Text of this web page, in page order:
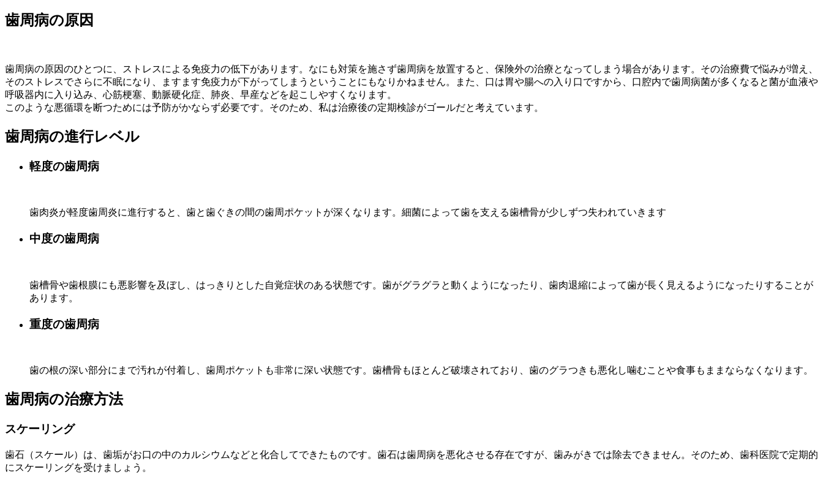
歯周病の原因
歯周病の原因のひとつに、ストレスによる免疫力の低下があります。なにも対策を施さず歯周病を放置すると、保険外の治療となってしまう場合があります。その治療費で悩みが増え、
そのストレスでさらに不眠になり、ますます免疫力が下がってしまうということにもなりかねません。また、口は胃や腸への入り口ですから、口腔内で歯周病菌が多くなると菌が血液や
呼吸器内に入り込み、心筋梗塞、動脈硬化症、肺炎、早産などを起こしやすくなります。
このような悪循環を断つためには予防がかならず必要です。そのため、私は治療後の定期検診がゴールだと考えています。
歯周病の進行レベル
軽度の歯周病
歯肉炎が軽度歯周炎に進行すると、歯と歯ぐきの間の歯周ポケットが深くなります。細菌によって歯を支える歯槽骨が少しずつ失われていきます
中度の歯周病
歯槽骨や歯根膜にも悪影響を及ぼし、はっきりとした自覚症状のある状態です。歯がグラグラと動くようになったり、歯肉退縮によって歯が長く見えるようになったりすることが
あります。
重度の歯周病
歯の根の深い部分にまで汚れが付着し、歯周ポケットも非常に深い状態です。歯槽骨もほとんど破壊されており、歯のグラつきも悪化し噛むことや食事もままならなくなります。
歯周病の治療方法
スケーリング
歯石（スケール）は、歯垢がお口の中のカルシウムなどと化合してできたものです。歯石は歯周病を悪化させる存在ですが、歯みがきでは除去できません。そのため、歯科医院で定期的
にスケーリングを受けましょう。